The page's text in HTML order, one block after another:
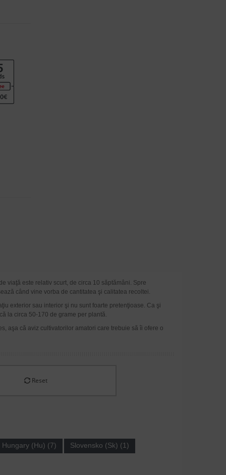
viaţă este relativ scurt, de circa 10 săptămâni. Spre
când vine vorba de cantitatea şi calitatea recoltei.
exterior sau interior şi nu sunt foarte pretenţioase. Ca şi
la circa 50-170 de grame per plantă.
aşa că aviz cultivatorilor amatori care trebuie să îi ofere o
Reset
Hungary (Hu) (7) Slovensko (Sk) (1)